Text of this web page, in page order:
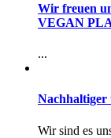
Wir freuen
VEGAN
...
Wir sind es